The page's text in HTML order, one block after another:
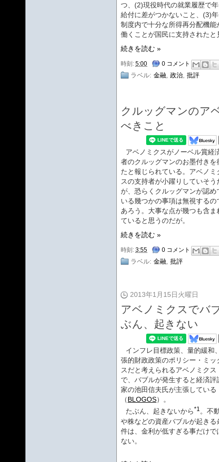
つ、(2)現役時代の就業履歴で
給付に差がつかないこと、(3)
制度内で十分な所得再分配機能
働くことが国民に支持されたと
続きを読む »
時刻: 5:00 0 コメント
ラベル: 金融 政治 批評
クルッグマンのア
べきこと
アベノミクスがノーベル賞経
者のクルッグマンのお墨付きを
たと報じられている。アベノミ
スの支持者が小躍りしていそう
が、恐らくクルッグマンが認め
いる幾つかの事項は無視するの
あろう。大事な点が幾つも含ま
ていると思うのだが。
続きを読む »
時刻: 3:55 0 コメント
ラベル: 金融 批評
2013年1月15日火曜日
アベノミクスでバ
ぶん、起きない
インフレ目標政策、量的緩和
張的財政政策のポリシー・ミッ
スだと考えられるアベノミクス
で、バブルが発生すると経済評
家の池田信夫氏が主張している
（BLOGOS）。
たぶん、起きないから*1。不
や株などの資産バブルが起きる
件は、金利が低すぎる事だけで
ない。